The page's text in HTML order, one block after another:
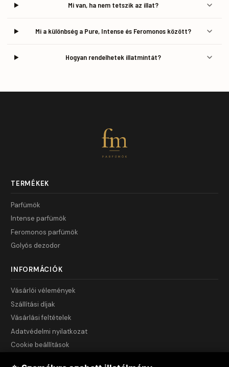
Mi van, ha nem tetszik az illat?
Mi a különbség a Pure, Intense és Feromonos között?
Hogyan rendelhetek illatmintát?
fm
PARFÜMÖK
TERMÉKEK
Parfümök
Intense parfümök
Feromonos parfümök
Golyós dezodor
INFORMÁCIÓK
Vásárlói vélemények
Szállítási díjak
Vásárlási feltételek
Adatvédelmi nyilatkozat
Cookie beállítások